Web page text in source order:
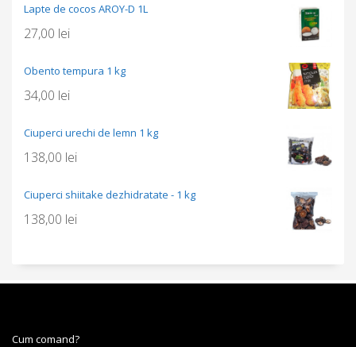
Lapte de cocos AROY-D 1L
27,00 lei
Obento tempura 1 kg
34,00 lei
Ciuperci urechi de lemn 1 kg
138,00 lei
Ciuperci shiitake dezhidratate - 1 kg
138,00 lei
Cum comand?